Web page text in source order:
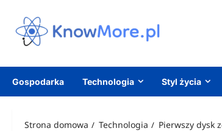
treści
Gospodarka Technologia Styl życia
Strona domowa Technologia Pierwszy dysk